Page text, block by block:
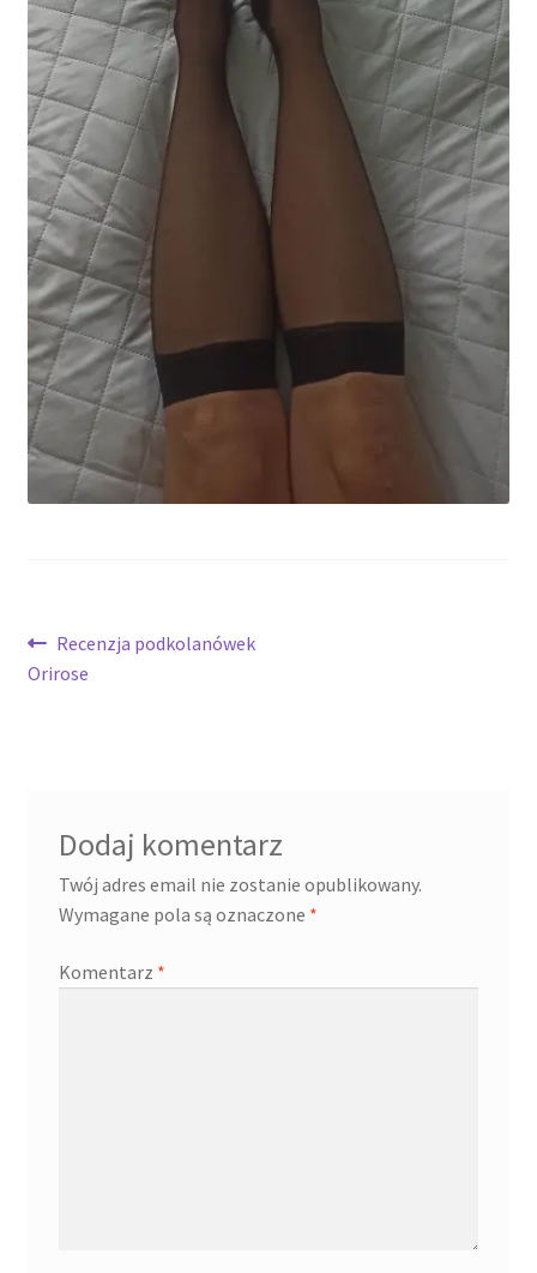
potomne
Nawigacja
wpisu
Poprzedni
wpis:
Recenzja podkolanówek
Orirose
Dodaj komentarz
Twój adres email nie zostanie opublikowany.
Wymagane pola są oznaczone *
Komentarz *